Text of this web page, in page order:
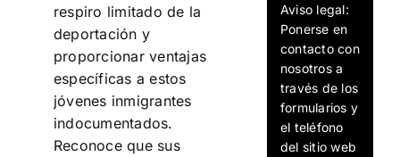
respiro limitado de la
deportación y
proporcionar ventajas
específicas a estos
jóvenes inmigrantes
indocumentados.
Reconoce que sus
Aviso legal:
Ponerse en
contacto con
nosotros a
través de los
formularios y
el teléfono
del sitio web